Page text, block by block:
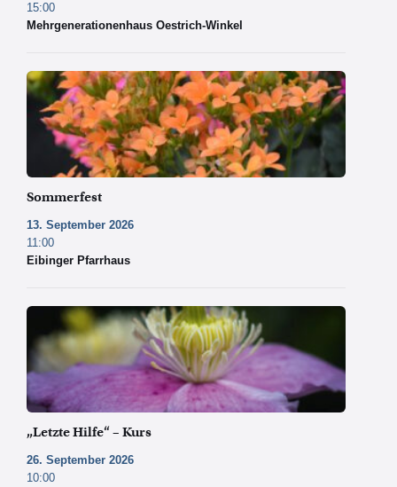
15:00
Mehrgenerationenhaus Oestrich-Winkel
Copyright
Pixabay
Sommerfest
13. September 2026
11:00
Eibinger Pfarrhaus
„Letzte Hilfe“ – Kurs
26. September 2026
10:00